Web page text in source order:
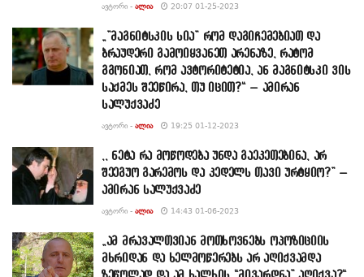
ᲐᲕᲢᲝᲠᲘ - ᲐᲚᲘᲐ 20:07 01-25-2023
„”მაგნიტსკის სია” რომ დაგიჩემებიათ და
ბრაუდერი გამოიყვანეთ არენაზე, რატომ
გგონიათ, რომ ავტორიტეტია, ან მაგნიტსკი ვის
საქმეს შეეწირა, თუ იცით?“ – ამირან
სალუქვაძე
ᲐᲕᲢᲝᲠᲘ - ᲐᲚᲘᲐ 19:25 01-12-2023
,, ნეტა რა მოწოდება უნდა გაეკეთებინა, არ
შეეგუო გარემოს და კედელს თავი ურტყიო?” –
ამირან სალუქვაძე
ᲐᲕᲢᲝᲠᲘ - ᲐᲚᲘᲐ 14:43 01-06-2023
„ამ მრავალთვიან მოთხოვნებს ოპოზიციის
მხრიდან და ხელმოწერებს არ აღიქვამდა